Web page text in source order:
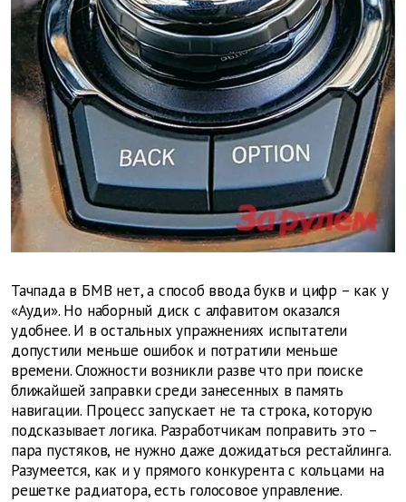
Тачпада в БМВ нет, а способ ввода букв и цифр – как у
«Ауди». Но наборный диск с алфавитом оказался
удобнее. И в остальных упражнениях испытатели
допустили меньше ошибок и потратили меньше
времени. Сложности возникли разве что при поиске
ближайшей заправки среди занесенных в память
навигации. Процесс запускает не та строка, которую
подсказывает логика. Разработчикам поправить это –
пара пустяков, не нужно даже дожидаться рестайлинга.
Разумеется, как и у прямого конкурента с кольцами на
решетке радиатора, есть голосовое управление.